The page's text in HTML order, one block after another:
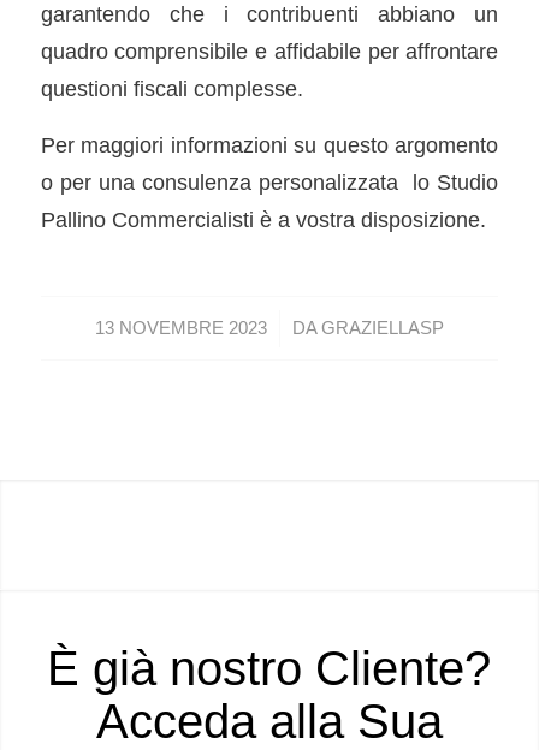
garantendo che i contribuenti abbiano un
quadro comprensibile e affidabile per affrontare
questioni fiscali complesse.
Per maggiori informazioni su questo argomento
o per una consulenza personalizzata lo Studio
Pallino Commercialisti è a vostra disposizione.
13 NOVEMBRE 2023
/ DAGRAZIELLASP
È già nostro Cliente?
Acceda alla Sua